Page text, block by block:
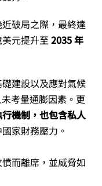
破局之際，最終達
元提升至 2035 年
建設以及應對氣候
考量通膨因素。更
機制，也包含私人
家財務壓力。